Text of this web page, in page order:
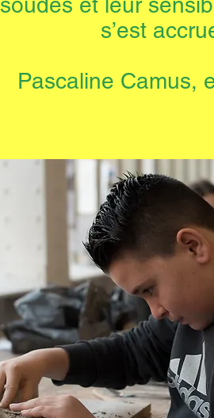
s’est
Pascaline Camus,